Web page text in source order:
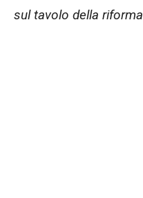
sul tavolo della riforma